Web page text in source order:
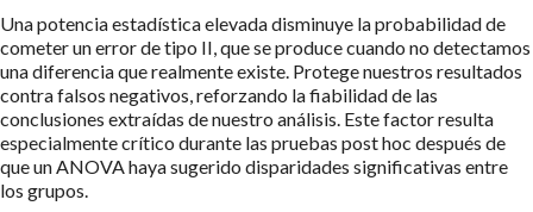
Una potencia estadística elevada disminuye la probabilidad de
cometer un error de tipo II, que se produce cuando no detectamos
una diferencia que realmente existe. Protege nuestros resultados
contra falsos negativos, reforzando la fiabilidad de las
conclusiones extraídas de nuestro análisis. Este factor resulta
especialmente crítico durante las pruebas post hoc después de
que un ANOVA haya sugerido disparidades significativas entre
los grupos.